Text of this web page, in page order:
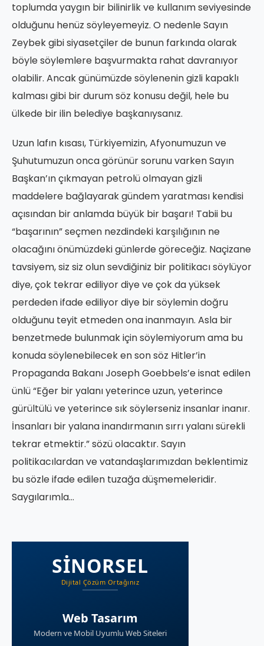
toplumda yaygın bir bilinirlik ve kullanım seviyesinde
olduğunu henüz söyleyemeyiz. O nedenle Sayın
Zeybek gibi siyasetçiler de bunun farkında olarak
böyle söylemlere başvurmakta rahat davranıyor
olabilir. Ancak günümüzde söylenenin gizli kapaklı
kalması gibi bir durum söz konusu değil, hele bu
ülkede bir ilin belediye başkanıysanız.
Uzun lafın kısası, Türkiyemizin, Afyonumuzun ve
Şuhutumuzun onca görünür sorunu varken Sayın
Başkan’ın çıkmayan petrolü olmayan gizli
maddelere bağlayarak gündem yaratması kendisi
açısından bir anlamda büyük bir başarı! Tabii bu
“başarının” seçmen nezdindeki karşılığının ne
olacağını önümüzdeki günlerde göreceğiz. Naçizane
tavsiyem, siz siz olun sevdiğiniz bir politikacı söylüyor
diye, çok tekrar ediliyor diye ve çok da yüksek
perdeden ifade ediliyor diye bir söylemin doğru
olduğunu teyit etmeden ona inanmayın. Asla bir
benzetmede bulunmak için söylemiyorum ama bu
konuda söylenebilecek en son söz Hitler’in
Propaganda Bakanı Joseph Goebbels’e isnat edilen
ünlü “Eğer bir yalanı yeterince uzun, yeterince
gürültülü ve yeterince sık söylerseniz insanlar inanır.
İnsanları bir yalana inandırmanın sırrı yalanı sürekli
tekrar etmektir.” sözü olacaktır. Sayın
politikacılardan ve vatandaşlarımızdan beklentimiz
bu sözle ifade edilen tuzağa düşmemeleridir.
Saygılarımla…